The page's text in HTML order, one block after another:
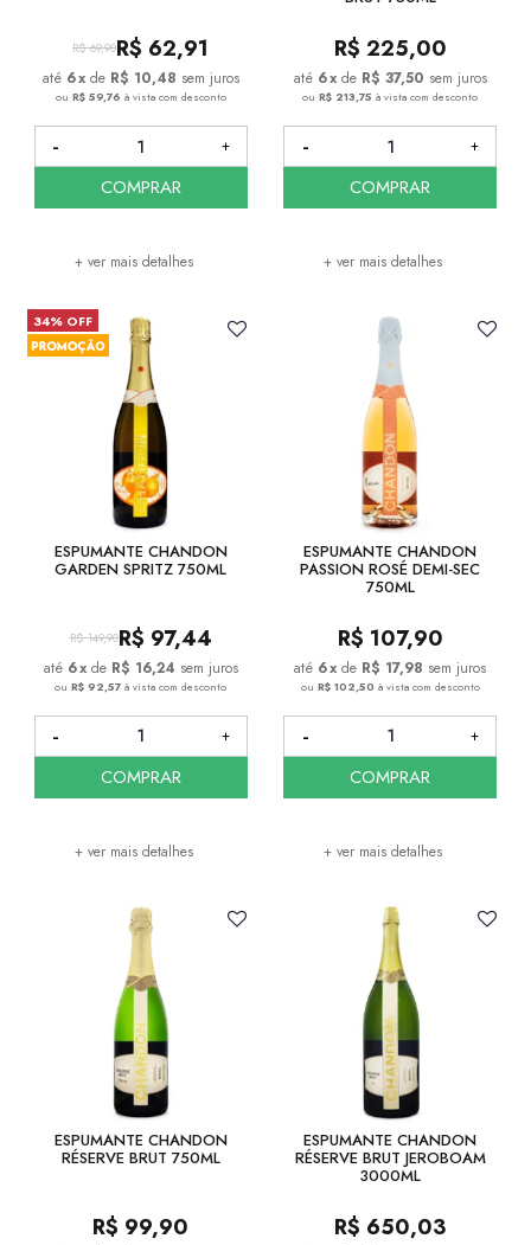
R$ 69,90R$ 62,91
6x de R$ 10,48 sem juros
ou R$ 59,76 à vista com desconto
+ ver mais detalhes
COMPRAR
R$ 225,00
6x de R$ 37,50 sem juros
ouR$ 213,75à vista com desconto
+ ver mais detalhes
COMPRAR
34% OFF
ESPUMANTE CHANDON
GARDEN SPRITZ 750ML
R$ 149,90R$ 97,44
6x de R$ 16,24 sem juros
ouR$ 92,57à vista com desconto
+ ver mais detalhes
COMPRAR
ESPUMANTE CHANDON
PASSION ROSÉ DEMI-SEC
750ML
R$ 107,90
6x de R$ 17,98 sem juros
ou R$ 102,50 à vista com desconto
+ ver mais detalhes
COMPRAR
ESPUMANTE CHANDON
RÉSERVE BRUT 750ML
R$ 99,90
ESPUMANTE CHANDON
RÉSERVE BRUT JEROBOAM
3000ML
R$ 650,03